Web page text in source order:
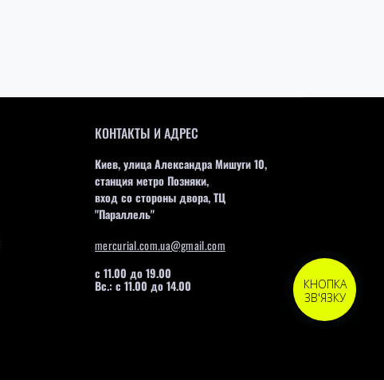
КОНТАКТЫ И АДРЕС
Киев, улица Александра Мишуги 10,
станция метро Позняки,
вход со стороны двора, ТЦ
"Параллель"
mercurial.com.ua@gmail.com
с 11.00 до 19.00
Вс.: с 11.00 до 14.00
КНОПКА
ЗВ'ЯЗКУ